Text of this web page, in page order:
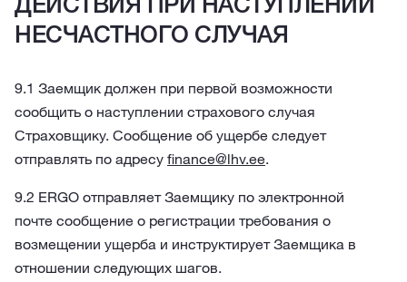
НЕСЧАСТНОГО СЛУЧАЯ
9.1 Заемщик должен при первой возможности
сообщить о наступлении страхового случая
Страховщику. Сообщение об ущербе следует
отправлять по адресу finance@lhv.ee.
9.2 ERGO отправляет Заемщику по электронной
почте сообщение о регистрации требования о
возмещении ущерба и инструктирует Заемщика в
отношении следующих шагов.